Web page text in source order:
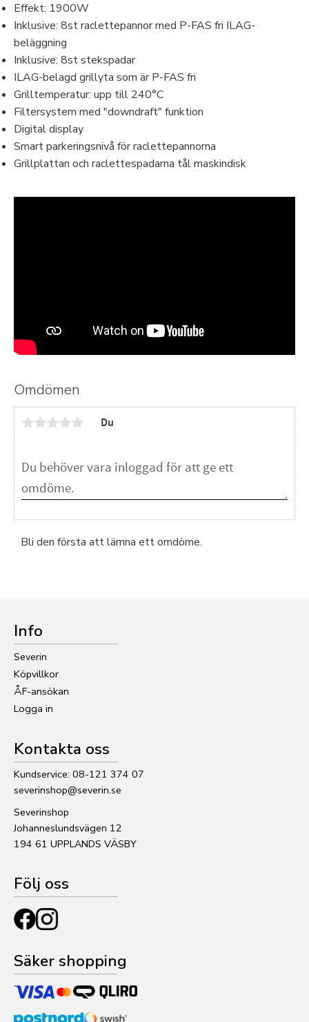
Effekt: 1900W
Inklusive: 8st raclettepannor med P-FAS fri ILAG-
beläggning
Inklusive: 8st stekspadar
ILAG-belagd grillyta som är P-FAS fri
Grilltemperatur: upp till 240°C
Filtersystem med "downdraft" funktion
Digital display
Smart parkeringsnivå för raclettepannorna
Grillplattan och raclettespadarna tål maskindisk
Omdömen
Du
Bli den första att lämna ett omdöme.
Info
Severin
Köpvillkor
ÅF-ansökan
Logga in
Kontakta oss
Kundservice: 08-121 374 07
severinshop@severin.se
Severinshop
Johanneslundsvägen 12
194 61 UPPLANDS VÄSBY
Följ oss
Säker shopping